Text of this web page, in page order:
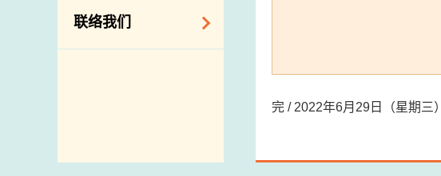
联络我们
邮件贴上足够邮资
完 / 2022年6月29日（星期三）